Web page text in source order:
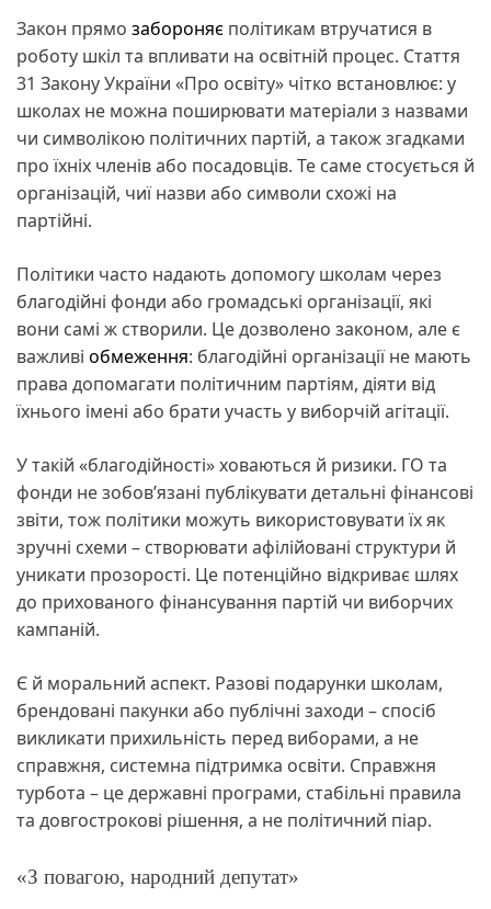
Закон прямо забороняє політикам втручатися в
роботу шкіл та впливати на освітній процес. Стаття
31 Закону України «Про освіту» чітко встановлює: у
школах не можна поширювати матеріали з назвами
чи символікою політичних партій, а також згадками
про їхніх членів або посадовців. Те саме стосується й
організацій, чиї назви або символи схожі на
партійні.
Політики часто надають допомогу школам через
благодійні фонди або громадські організації, які
вони самі ж створили. Це дозволено законом, але є
важливі обмеження: благодійні організації не мають
права допомагати політичним партіям, діяти від
їхнього імені або брати участь у виборчій агітації.
У такій «благодійності» ховаються й ризики. ГО та
фонди не зобов’язані публікувати детальні фінансові
звіти, тож політики можуть використовувати їх як
зручні схеми – створювати афілійовані структури й
уникати прозорості. Це потенційно відкриває шлях
до прихованого фінансування партій чи виборчих
кампаній.
Є й моральний аспект. Разові подарунки школам,
брендовані пакунки або публічні заходи – спосіб
викликати прихильність перед виборами, а не
справжня, системна підтримка освіти. Справжня
турбота – це державні програми, стабільні правила
та довгострокові рішення, а не політичний піар.
«З повагою, народний депутат»